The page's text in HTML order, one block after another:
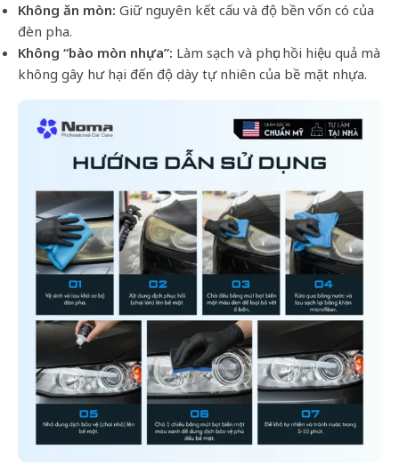
Không ăn mòn: Giữ nguyên kết cấu và độ bền vốn có của
đèn pha.
Không “bào mòn nhựa”: Làm sạch và phục hồi hiệu quả mà
không gây hư hại đến độ dày tự nhiên của bề mặt nhựa.